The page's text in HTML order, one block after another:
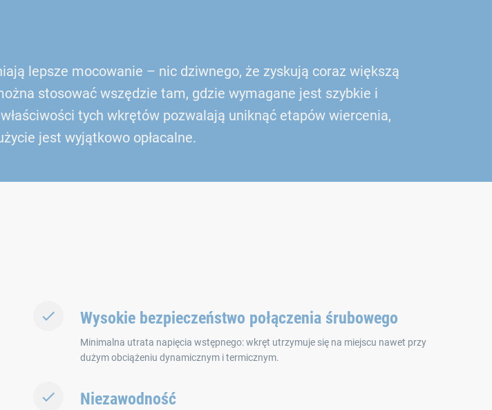
lepsze mocowanie – nic dziwnego, że zyskują coraz większą
stosować wszędzie tam, gdzie wymagane jest szybkie i
tych wkrętów pozwalają uniknąć etapów wiercenia,
jest wyjątkowo opłacalne.
Wysokie bezpieczeństwo połączenia śrubowego
Minimalna utrata napięcia wstępnego: wkręt utrzymuje się na miejscu nawet przy
dużym obciążeniu dynamicznym i termicznym.
Niezawodność